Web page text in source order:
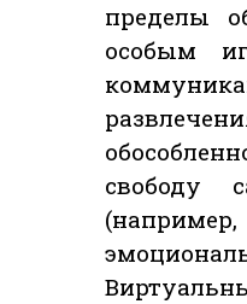
пределы
особым
свободу